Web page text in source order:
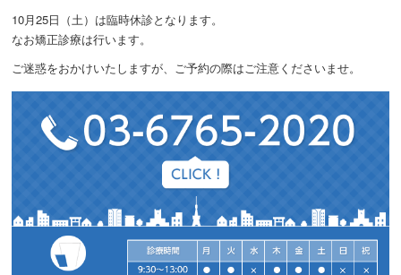
10月25日（土）は臨時休診となります。
なお矯正診療は行います。
ご迷惑をおかけいたしますが、ご予約の際はご注意くださいませ。